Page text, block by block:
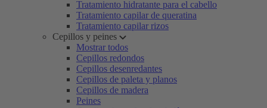
Tratamiento hidratante para el cabello
Tratamiento capilar de queratina
Tratamiento capilar rizos
Cepillos y peines
Mostrar todos
Cepillos redondos
Cepillos desenredantes
Cepillos de paleta y planos
Cepillos de madera
Peines